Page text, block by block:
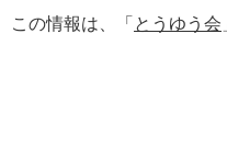
この情報は、「 とうゆう会